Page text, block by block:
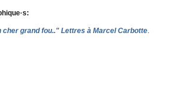
cher grand fou.." Lettres à Marcel Carbotte.